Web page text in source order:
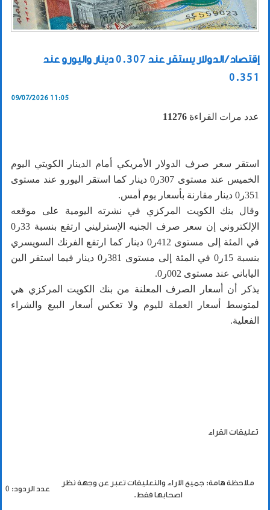
إقتصاد / الدولار يستقر عند 0.307 دينار واليورو عند
0.351
09/07/2026 11:05
عدد مرات القراءة 11276
استقر سعر صرف الدولار الأمريكي أمام الدينار الكويتي اليوم
الخميس عند مستوى 307ر0 دينار كما استقر اليورو عند مستوى
351ر0 دينار مقارنة بأسعار يوم أمس.
وقال بنك الكويت المركزي في نشرته اليومية على موقعه
الإلكتروني إن سعر صرف الجنيه الإسترليني ارتفع بنسبة 33ر0
في المئة إلى مستوى 412ر0 دينار كما ارتفع الفرنك السويسري
بنسبة 15ر0 في المئة إلى مستوى 381ر0 دينار فيما استقر الين
الياباني عند مستوى 002ر0.
يذكر أن أسعار الصرف المعلنة من بنك الكويت المركزي هي
لمتوسط أسعار العملة لليوم ولا تعكس أسعار البيع والشراء
الفعلية.
تعليقات القراء
ملاحظة هامة: جميع الاراء والتعليقات تعبر عن وجهة نظر
اصحابها فقط.
عدد الردود: 0